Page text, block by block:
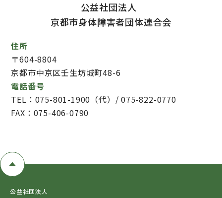
公益社団法人
京都市身体障害者団体連合会
住所
〒604-8804
京都市中京区壬生坊城町48-6
電話番号
TEL：075-801-1900（代）/ 075-822-0770
FAX：075-406-0790
公益社団法人